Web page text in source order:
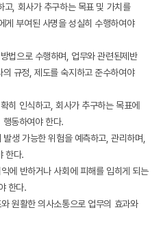
고, 회사가 추구하는 목표 및 가치를
게 부여된 사명을 성실히 수행하여야
법으로 수행하며, 업무와 관련된제반
규정, 제도를 숙지하고 준수하여야
히 인식하고, 회사가 추구하는 목표에
행동하여야 한다.
생 가능한 위험을 예측하고, 관리하며,
한다.
에 반하거나 사회에 피해를 입히게 되는
한다.
원활한 의사소통으로 업무의 효과와